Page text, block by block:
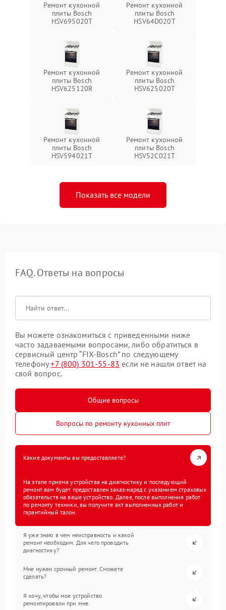
Ремонт кухонной
плиты Bosch
HSV695020T
Ремонт кухонной
плиты Bosch
HSV64D020T
Ремонт кухонной
плиты Bosch
HSV625120R
Ремонт кухонной
плиты Bosch
HSV625020T
Ремонт кухонной
плиты Bosch
HSV594021T
Ремонт кухонной
плиты Bosch
HSV52C021T
Показать все модели
FAQ. Ответы на вопросы
Вы можете ознакомиться с приведенными ниже
часто задаваемыми вопросами, либо обратиться в
сервисный центр “FIX-Bosch” по следующему
телефону+7 (800) 301-55-83 если не нашли ответ на
свой вопрос.
Общие вопросы
Вопросы по ремонту кухонных плит
Какие документы вы предоставляете?
На этапе приема устройства на диагностику и последующий
ремонт вам будет предоставлен заказ-наряд с указанием страховых
обязательств на ваше устройство. Далее, после выполнения работ
по ремонту техники, вы получите акт выполненных работ и
гарантийный талон.
Я уже знаю в чем неисправность и какой
ремонт необходим. Для чего проводить
диагностику?
Мне нужен срочный ремонт. Сможете
сделать?
Я хочу, чтобы мое устройство
ремонтировали при мне.